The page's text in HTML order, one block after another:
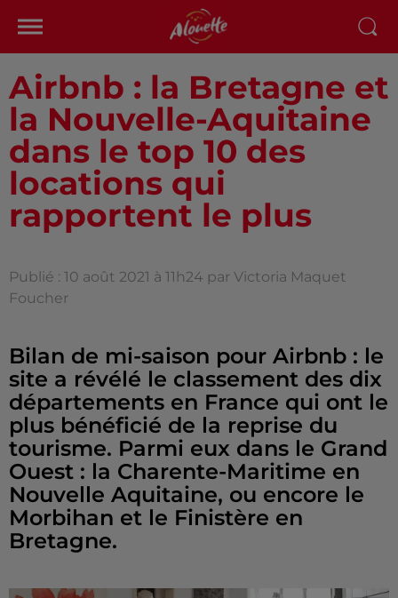
Airbnb : la Bretagne et
la Nouvelle-Aquitaine
dans le top 10 des
locations qui
rapportent le plus
Publié : 10 août 2021 à 11h24 par Victoria Maquet
Foucher
Bilan de mi-saison pour Airbnb : le
site a révélé le classement des dix
départements en France qui ont le
plus bénéficié de la reprise du
tourisme. Parmi eux dans le Grand
Ouest : la Charente-Maritime en
Nouvelle Aquitaine, ou encore le
Morbihan et le Finistère en
Bretagne.